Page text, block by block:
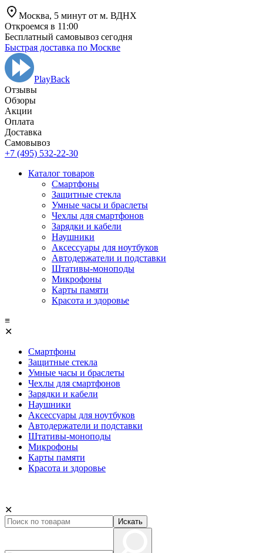
Москва, 5 минут от м. ВДНХ
Откроемся в 11:00
Бесплатный самовывоз сегодня
Быстрая доставка по Москве
PlayBack
Отзывы
Обзоры
Aкции
Оплата
Доставка
Самовывоз
+7 (495) 532-22-30
Каталог товаров
Смартфоны
Защитные стекла
Умные часы и браслеты
Чехлы для смартфонов
Зарядки и кабели
Наушники
Аксессуары для ноутбуков
Автодержатели и подставки
Штативы-моноподы
Микрофоны
Карты памяти
Красота и здоровье
≡
✕
Смартфоны
Защитные стекла
Умные часы и браслеты
Чехлы для смартфонов
Зарядки и кабели
Наушники
Аксессуары для ноутбуков
Автодержатели и подставки
Штативы-моноподы
Микрофоны
Карты памяти
Красота и здоровье
✕
Искать